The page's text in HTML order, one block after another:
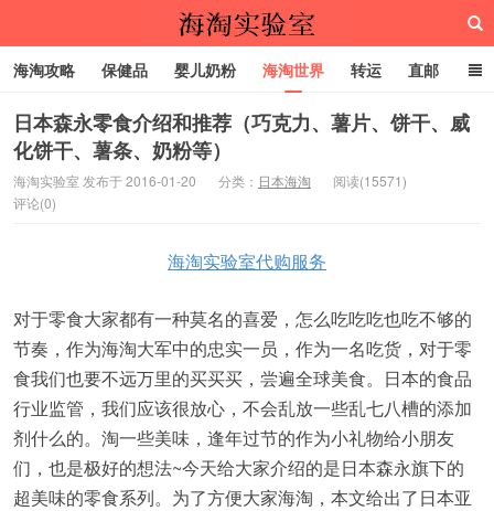
海淘实验室
海淘攻略 保健品 婴儿奶粉 海淘世界 转运 直邮
代购服务
日本森永零食介绍和推荐（巧克力、薯片、饼干、威
化饼干、薯条、奶粉等）
海淘实验室 发布于 2016-01-20 分类： 日本海淘
阅读(15571)
评论(0)
海淘实验室代购服务
对于零食大家都有一种莫名的喜爱，怎么吃吃吃也吃不够的
节奏，作为海淘大军中的忠实一员，作为一名吃货，对于零
食我们也要不远万里的买买买，尝遍全球美食。日本的食品
行业监管，我们应该很放心，不会乱放一些乱七八槽的添加
剂什么的。淘一些美味，逢年过节的作为小礼物给小朋友
们，也是极好的想法~今天给大家介绍的是日本森永旗下的
超美味的零食系列。为了方便大家海淘，本文给出了日本亚